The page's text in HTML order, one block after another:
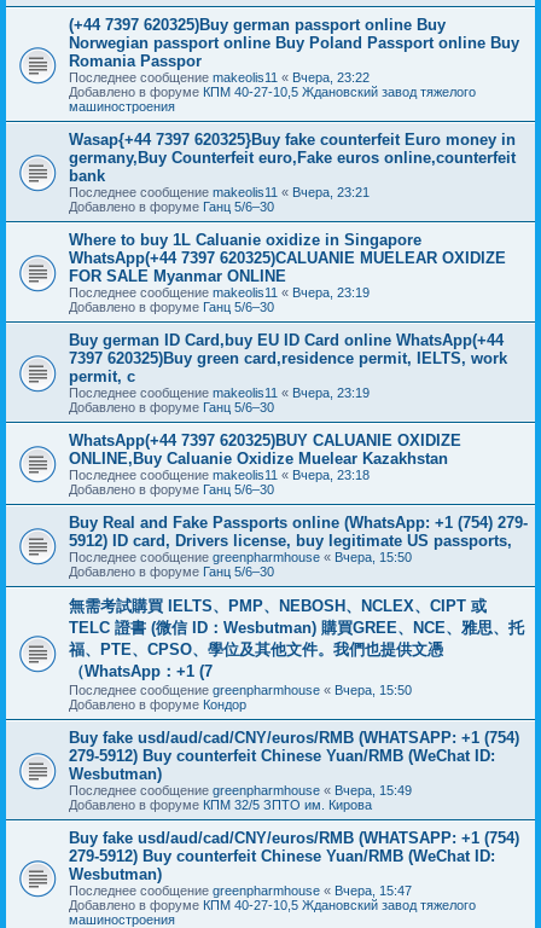
(+44 7397 620325)Buy german passport online Buy
Norwegian passport online Buy Poland Passport online Buy
Romania Passpor
Последнее сообщение makeolis11 « Вчера, 23:22
Добавлено в форуме КПМ 40-27-10,5 Ждановский завод тяжелого
машиностроения
Wasap{+44 7397 620325}Buy fake counterfeit Euro money in
germany,Buy Counterfeit euro,Fake euros online,counterfeit
bank
Последнее сообщение makeolis11 « Вчера, 23:21
Добавлено в форуме Ганц 5/6–30
Where to buy 1L Caluanie oxidize in Singapore
WhatsApp(+44 7397 620325)CALUANIE MUELEAR OXIDIZE
FOR SALE Myanmar ONLINE
Последнее сообщение makeolis11 « Вчера, 23:19
Добавлено в форуме Ганц 5/6–30
Buy german ID Card,buy EU ID Card online WhatsApp(+44
7397 620325)Buy green card,residence permit, IELTS, work
permit, c
Последнее сообщение makeolis11 « Вчера, 23:19
Добавлено в форуме Ганц 5/6–30
WhatsApp(+44 7397 620325)BUY CALUANIE OXIDIZE
ONLINE,Buy Caluanie Oxidize Muelear Kazakhstan
Последнее сообщение makeolis11 « Вчера, 23:18
Добавлено в форуме Ганц 5/6–30
Buy Real and Fake Passports online (WhatsApp: +1 (754) 279-
5912) ID card, Drivers license, buy legitimate US passports,
Последнее сообщение greenpharmhouse « Вчера, 15:50
Добавлено в форуме Ганц 5/6–30
無需考試購買 IELTS、PMP、NEBOSH、NCLEX、CIPT 或
TELC 證書 (微信 ID：Wesbutman) 購買GREE、NCE、雅思、托
福、PTE、CPSO、學位及其他文件。我們也提供文憑
（WhatsApp：+1 (7
Последнее сообщение greenpharmhouse « Вчера, 15:50
Добавлено в форуме Кондор
Buy fake usd/aud/cad/CNY/euros/RMB (WHATSAPP: +1 (754)
279-5912) Buy counterfeit Chinese Yuan/RMB (WeChat ID:
Wesbutman)
Последнее сообщение greenpharmhouse « Вчера, 15:49
Добавлено в форуме КПМ 32/5 ЗПТО им. Кирова
Buy fake usd/aud/cad/CNY/euros/RMB (WHATSAPP: +1 (754)
279-5912) Buy counterfeit Chinese Yuan/RMB (WeChat ID:
Wesbutman)
Последнее сообщение greenpharmhouse « Вчера, 15:47
Добавлено в форуме КПМ 40-27-10,5 Ждановский завод тяжелого
машиностроения